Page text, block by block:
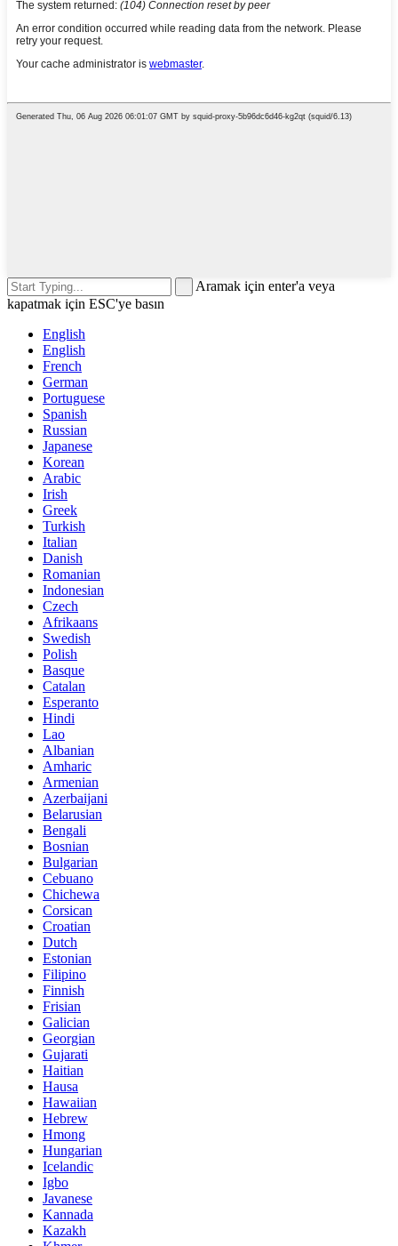
Aramak için enter'a veya
kapatmak için ESC'ye basın
English
English
French
German
Portuguese
Spanish
Russian
Japanese
Korean
Arabic
Irish
Greek
Turkish
Italian
Danish
Romanian
Indonesian
Czech
Afrikaans
Swedish
Polish
Basque
Catalan
Esperanto
Hindi
Lao
Albanian
Amharic
Armenian
Azerbaijani
Belarusian
Bengali
Bosnian
Bulgarian
Cebuano
Chichewa
Corsican
Croatian
Dutch
Estonian
Filipino
Finnish
Frisian
Galician
Georgian
Gujarati
Haitian
Hausa
Hawaiian
Hebrew
Hmong
Hungarian
Icelandic
Igbo
Javanese
Kannada
Kazakh